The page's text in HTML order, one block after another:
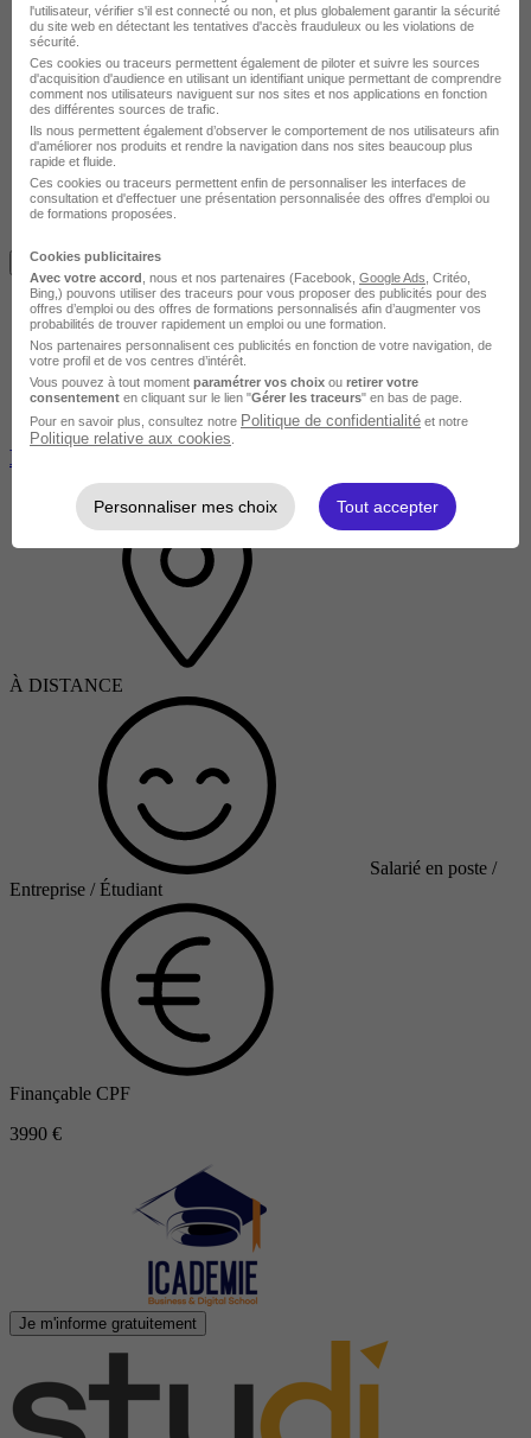
Je m'informe gratuitement
Bachelor Responsable d'affaires immobilières
À DISTANCE
Salarié en poste /
Entreprise / Étudiant
Finançable CPF
3990 €
Je m'informe gratuitement
l'utilisateur, vérifier s'il est connecté ou non, et plus globalement garantir la sécurité
du site web en détectant les tentatives d'accès frauduleux ou les violations de
sécurité.
Ces cookies ou traceurs permettent également de piloter et suivre les sources
d'acquisition d'audience en utilisant un identifiant unique permettant de comprendre
comment nos utilisateurs naviguent sur nos sites et nos applications en fonction
des différentes sources de trafic.
Ils nous permettent également d’observer le comportement de nos utilisateurs afin
d'améliorer nos produits et rendre la navigation dans nos sites beaucoup plus
rapide et fluide.
Ces cookies ou traceurs permettent enfin de personnaliser les interfaces de
consultation et d'effectuer une présentation personnalisée des offres d'emploi ou
de formations proposées.
Cookies publicitaires
Avec votre accord , nous et nos partenaires (Facebook, Google Ads , Critéo,
Bing,) pouvons utiliser des traceurs pour vous proposer des publicités pour des
offres d’emploi ou des offres de formations personnalisés afin d’augmenter vos
probabilités de trouver rapidement un emploi ou une formation.
Nos partenaires personnalisent ces publicités en fonction de votre navigation, de
votre profil et de vos centres d’intérêt.
Vous pouvez à tout moment paramétrer vos choix ou retirer votre
consentement en cliquant sur le lien "Gérer les traceurs" en bas de page.
Pour en savoir plus, consultez notre Politique de confidentialité et notre
Politique relative aux cookies
Personnaliser mes choix Tout accepter